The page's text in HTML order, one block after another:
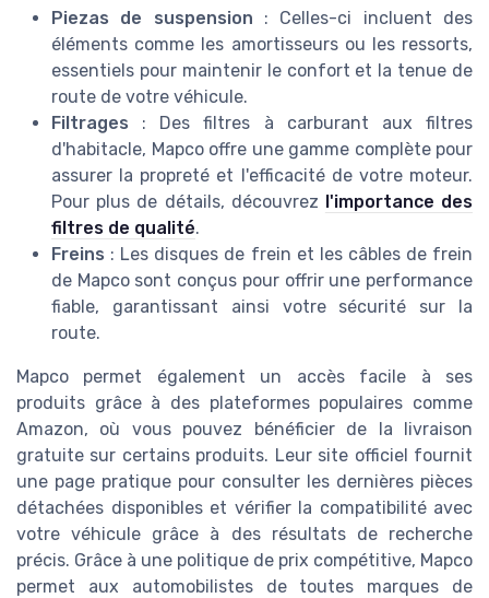
Piezas de suspension : Celles-ci incluent des
éléments comme les amortisseurs ou les ressorts,
essentiels pour maintenir le confort et la tenue de
route de votre véhicule.
Filtrages : Des filtres à carburant aux filtres
d'habitacle, Mapco offre une gamme complète pour
assurer la propreté et l'efficacité de votre moteur.
Pour plus de détails, découvrez l'importance des
filtres de qualité.
Freins : Les disques de frein et les câbles de frein
de Mapco sont conçus pour offrir une performance
fiable, garantissant ainsi votre sécurité sur la
route.
Mapco permet également un accès facile à ses
produits grâce à des plateformes populaires comme
Amazon, où vous pouvez bénéficier de la livraison
gratuite sur certains produits. Leur site officiel fournit
une page pratique pour consulter les dernières pièces
détachées disponibles et vérifier la compatibilité avec
votre véhicule grâce à des résultats de recherche
précis. Grâce à une politique de prix compétitive, Mapco
permet aux automobilistes de toutes marques de